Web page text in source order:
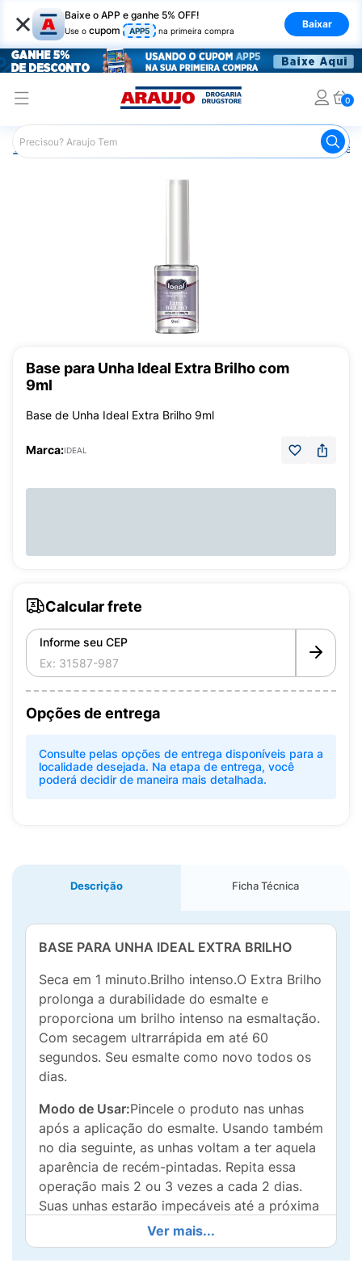
× Baixe o APP e ganhe 5% OFF!
Use o cupom APP5 na primeira compra
Baixar
0
Araujo Beleza e Cuidados Base
Base para Unha Ideal Extra Brilho com
9ml
Base de Unha Ideal Extra Brilho 9ml
Marca:IDEAL
Calcular frete
Informe seu CEP
Opções de entrega
Consulte pelas opções de entrega disponíveis para a
localidade desejada. Na etapa de entrega, você
poderá decidir de maneira mais detalhada.
Descrição Ficha Técnica
BASE PARA UNHA IDEAL EXTRA BRILHO
Seca em 1 minuto.Brilho intenso.O Extra Brilho
prolonga a durabilidade do esmalte e
proporciona um brilho intenso na esmaltação.
Com secagem ultrarrápida em até 60
segundos. Seu esmalte como novo todos os
dias.
Modo de Usar:Pincele o produto nas unhas
após a aplicação do esmalte. Usando também
no dia seguinte, as unhas voltam a ter aquela
aparência de recém-pintadas. Repita essa
operação mais 2 ou 3 vezes a cada 2 dias.
Suas unhas estarão impecáveis até a próxima
data da manicure.Ver mais...